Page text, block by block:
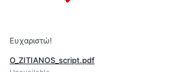
Ευχαριστώ!
O_ZITIANOS_script.pdf